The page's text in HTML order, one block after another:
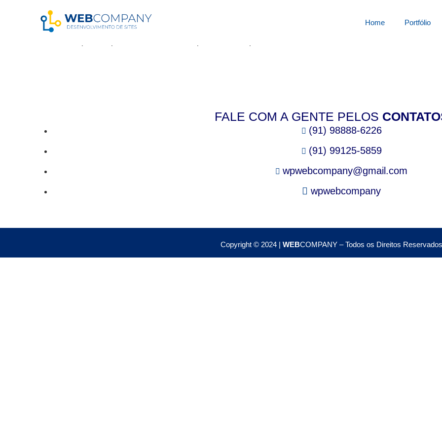
Home Portfólio
Resultados da pesquisa por:
FALE COM A GENTE PELOS
(91) 98888-6226
(91) 99125-5859
wpwebcompany@gmail.com
wpwebcompany
Copyright © 2024 | WEBCOMPANY – Todos os Direitos Reservados